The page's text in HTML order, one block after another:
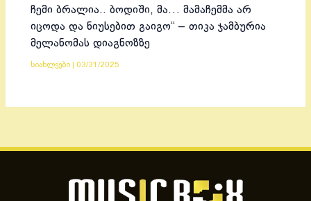
ჩემი ბრალია.. ბოდიში, მა… მამაჩემმა არ
იცოდა და ნიუსებით გაიგო“ – თიკა ჯამბურია
მელანომას დიაგნოზზე
სიახლეები 03/31/2025